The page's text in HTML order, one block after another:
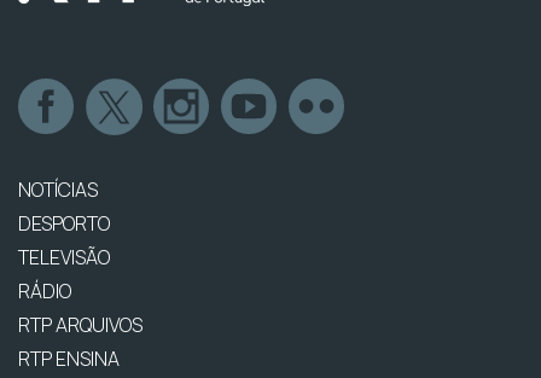
NOTÍCIAS
DESPORTO
TELEVISÃO
RÁDIO
RTP ARQUIVOS
RTP ENSINA